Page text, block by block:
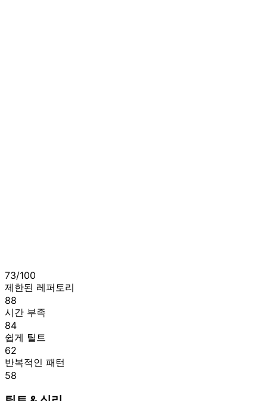
73/100
제한된 레퍼토리
88
시간 부족
84
쉽게 틸트
62
반복적인 패턴
58